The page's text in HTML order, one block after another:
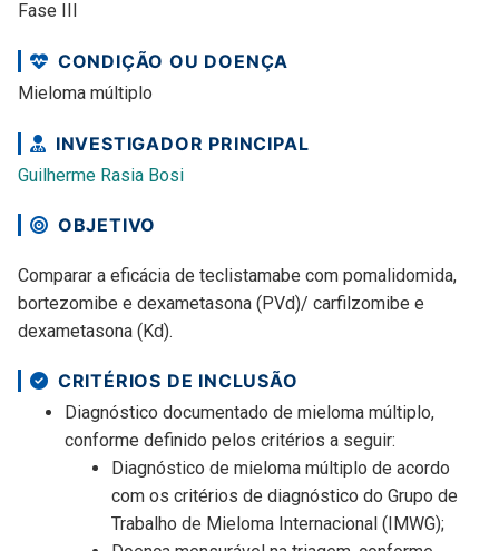
Fase III
CONDIÇÃO OU DOENÇA
Mieloma múltiplo
INVESTIGADOR PRINCIPAL
Guilherme Rasia Bosi
OBJETIVO
Comparar a eficácia de teclistamabe com pomalidomida,
bortezomibe e dexametasona (PVd)/ carfilzomibe e
dexametasona (Kd).
CRITÉRIOS DE INCLUSÃO
Diagnóstico documentado de mieloma múltiplo,
conforme definido pelos critérios a seguir:
Diagnóstico de mieloma múltiplo de acordo
com os critérios de diagnóstico do Grupo de
Trabalho de Mieloma Internacional (IMWG);